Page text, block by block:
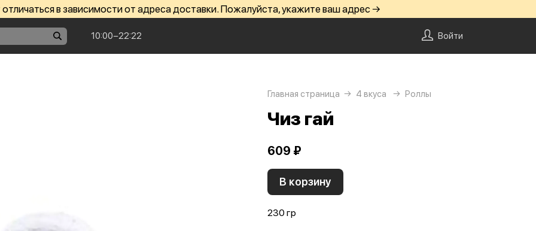
в зависимости от адреса доставки. Пожалуйста, укажите ваш адрес →
10:00−22:22 Войти
Главная страница 4 вкуса Роллы
Чиз гай
609 ₽
В корзину
230 гр